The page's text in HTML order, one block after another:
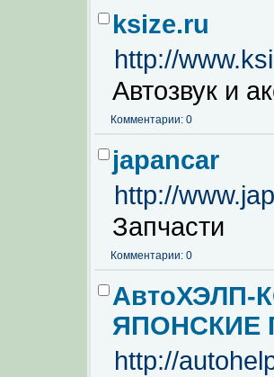
ksize.ru
http://
Автозвук и
Комментарии: 0
japancar
http://
Запчасти
Комментарии: 0
АвтоХЭЛП-
ЯПОНСКИЕ
http://